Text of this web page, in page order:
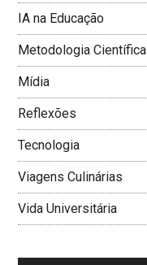
IA na Educação
Metodologia Cientí­fica
Mí­dia
Reflexões
Tecnologia
Viagens Culinárias
Vida Universitária